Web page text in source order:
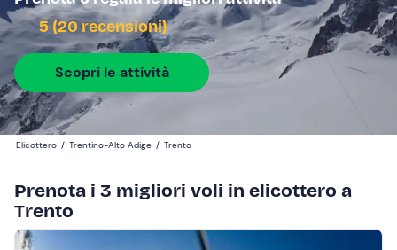
5 (20 recensioni)
Scopri le attività
Elicottero / Trentino-Alto Adige / Trento
Prenota i 3 migliori voli in elicottero a
Trento